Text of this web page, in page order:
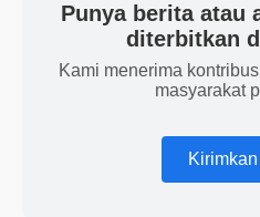
Punya berita atau
diterbitkan
Kami menerima
masyarakat